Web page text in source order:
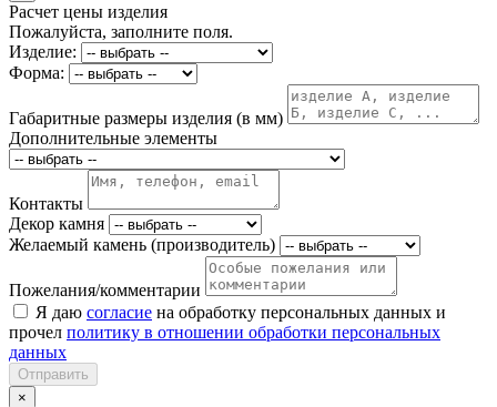
Расчет цены изделия
Пожалуйста, заполните поля.
Изделие:
Форма:
Габаритные размеры изделия (в мм)
Дополнительные элементы
Контакты
Декор камня
Желаемый камень (производитель)
Пожелания/комментарии
Я даю согласие на обработку персональных данных и
прочел политику в отношении обработки персональных
данных
Отправить
×